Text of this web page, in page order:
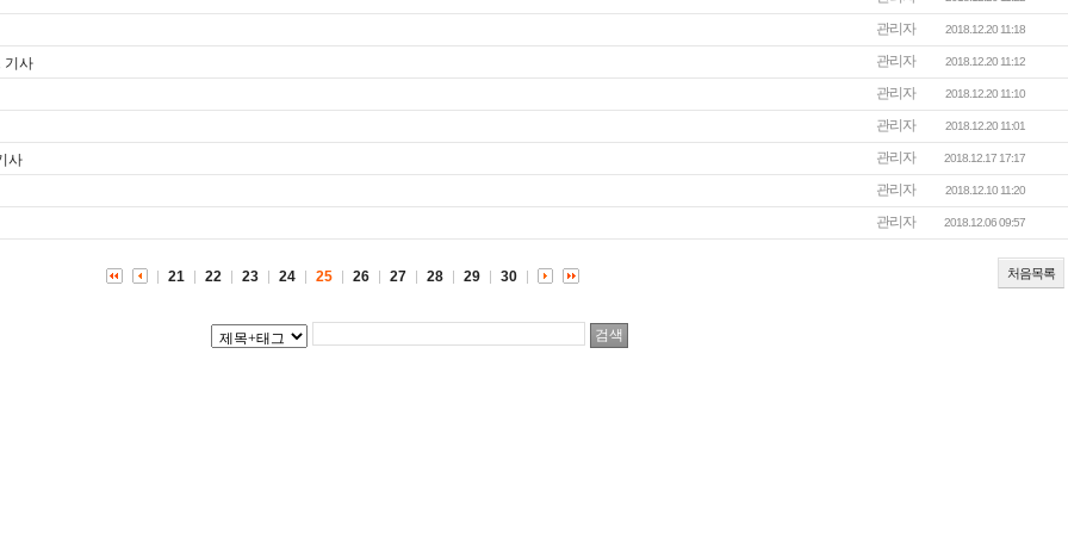
관리자 2018.12.20 11:18
기사 관리자 2018.12.20 11:12
관리자 2018.12.20 11:10
관리자 2018.12.20 11:01
사 관리자 2018.12.17 17:17
관리자 2018.12.10 11:20
관리자 2018.12.06 09:57
처음목록
21 22 23 24 25 26 27 28 29 30